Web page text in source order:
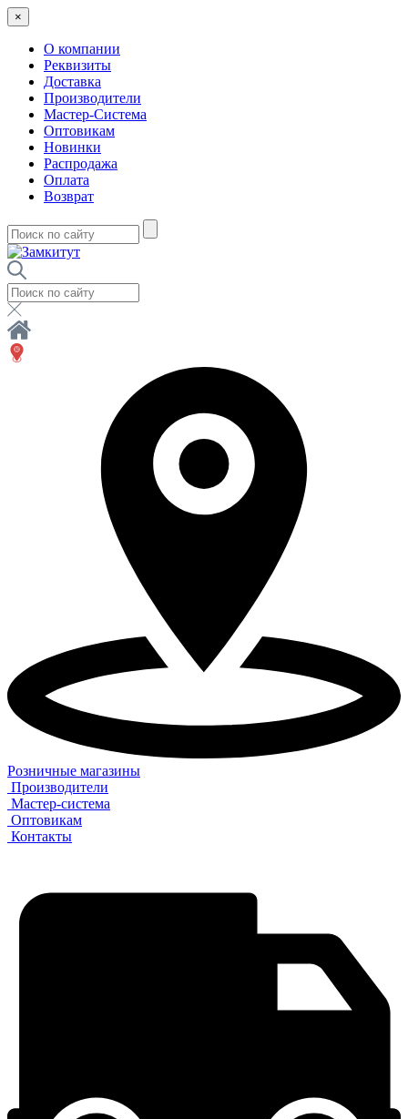
×
О компании
Реквизиты
Доставка
Производители
Мастер-Система
Оптовикам
Новинки
Распродажа
Оплата
Возврат
Розничные магазины
Производители
Мастер-система
Оптовикам
Контакты